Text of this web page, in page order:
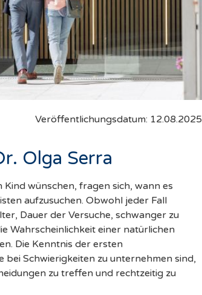
Veröffentlichungsdatum: 12.08.2025
Olga Serra
wünschen, fragen sich, wann es
aufzusuchen. Obwohl jeder Fall
Dauer der Versuche, schwanger zu
Wahrscheinlichkeit einer natürlichen
Die Kenntnis der ersten
Schwierigkeiten zu unternehmen sind,
zu treffen und rechtzeitig zu